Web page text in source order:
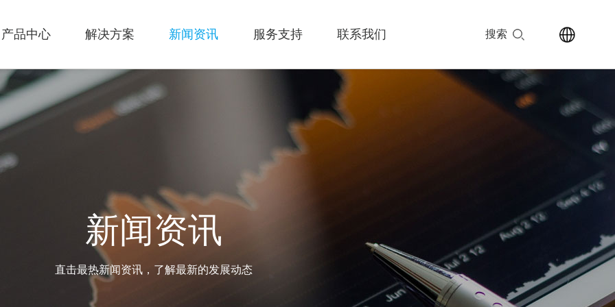
搜索
产品中心 解决方案 新闻资讯 服务支持 联系我们
新闻资讯
直击最热新闻资讯，了解最新的发展动态